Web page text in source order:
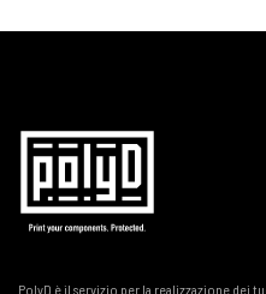
PolyD è il servizio per la realizzazione dei